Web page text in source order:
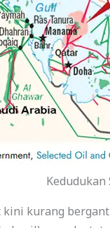
Kedudukan
kurang